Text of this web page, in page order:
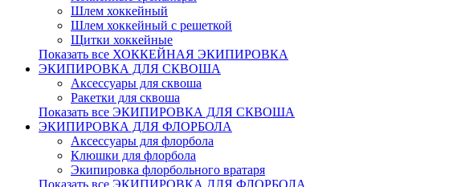
Шлем хоккейный
Шлем хоккейный с решеткой
Щитки хоккейные
Показать все ХОККЕЙНАЯ ЭКИПИРОВКА
ЭКИПИРОВКА ДЛЯ СКВОША
Аксессуары для сквоша
Ракетки для сквоша
Показать все ЭКИПИРОВКА ДЛЯ СКВОША
ЭКИПИРОВКА ДЛЯ ФЛОРБОЛА
Аксессуары для флорбола
Клюшки для флорбола
Экипировка флорбольного вратаря
Показать все ЭКИПИРОВКА ДЛЯ ФЛОРБОЛА